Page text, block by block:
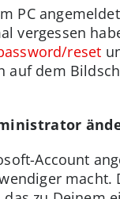
PC
vergessen
reset
auf dem
Account